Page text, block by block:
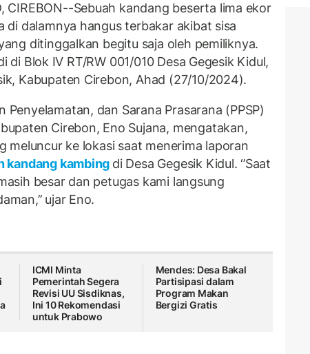
CIREBON--Sebuah kandang beserta lima ekor
di dalamnya hangus terbakar akibat sisa
ditinggalkan begitu saja oleh pemiliknya.
di Blok IV RT/RW 001/010 Desa Gegesik Kidul,
Kabupaten Cirebon, Ahad (27/10/2024).
Penyelamatan, dan Sarana Prasarana (PPSP)
Cirebon, Eno Sujana, mengatakan,
meluncur ke lokasi saat menerima laporan
kandang kambing di Desa Gegesik Kidul. ‘’Saat
besar dan petugas kami langsung
ujar Eno.
ICMI Minta
Pemerintah Segera
Revisi UU Sisdiknas,
Ini 10 Rekomendasi
untuk Prabowo
Mendes: Desa Bakal
Partisipasi dalam
Program Makan
Bergizi Gratis